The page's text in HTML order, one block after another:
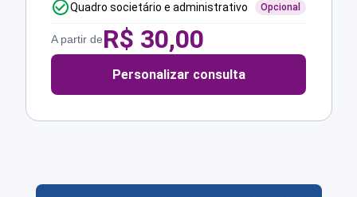
Quadro societário e administrativo Opcional
A partir deR$ 30,00
Personalizar consulta